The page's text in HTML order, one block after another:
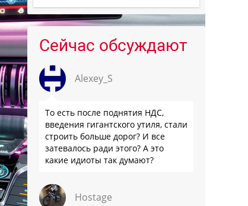
Сейчас обсуждают
Alexey_S
То есть после поднятия НДС,
введения гигантского утиля, стали
строить больше дорог? И все
затевалось ради этого? А это
какие идиоты так думают?
Hostage